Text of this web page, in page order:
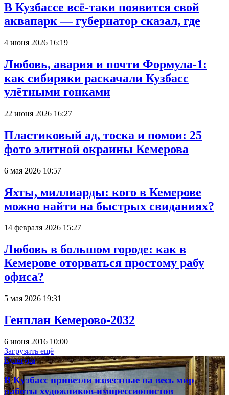
В Кузбассе всё-таки появится свой
аквапарк — губернатор сказал, где
4 июня 2026 16:19
Любовь, авария и почти Формула-1:
как сибиряки раскачали Кузбасс
улётными гонками
22 июня 2026 16:27
Пластиковый ад, тоска и помои: 25
фото элитной окраины Кемерова
6 мая 2026 10:57
Яхты, миллиарды: кого в Кемерове
можно найти на быстрых свиданиях?
14 февраля 2026 15:27
Любовь в большом городе: как в
Кемерове оторваться простому рабу
офиса?
5 мая 2026 19:31
Генплан Кемерово-2032
6 июня 2016 10:00
Загрузить ещё
Культура
В Кузбасс привезли известные на весь мир
работы художников-импрессионистов